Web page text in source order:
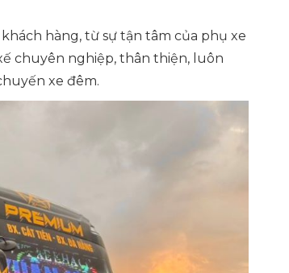
hàng, từ sự tận tâm của phụ xe
chuyên nghiệp, thân thiện, luôn
xe đêm.